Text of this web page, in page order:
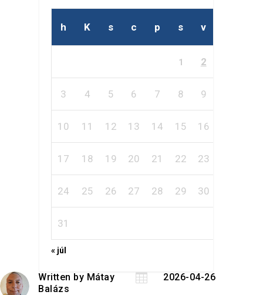
h K s c p s v
1 2
3 4 5 6 7 8 9
10 11 12 13 14 15 16
17 18 19 20 21 22 23
24 25 26 27 28 29 30
31
« júl
Written by Mátay
Balázs
 2026-04-26